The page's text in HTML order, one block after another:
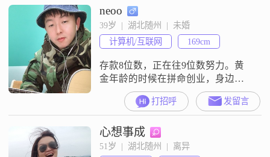
neoo
39岁  |  湖北随州  |  未婚
计算机/互联网
169cm
存款8位数，正在往9位数努力。黄
金年龄的时候在拼命创业，身边圈
子简单，导致无法脱单。
打招呼 发留言
心想事成
51岁  |  湖北随州  |  离异